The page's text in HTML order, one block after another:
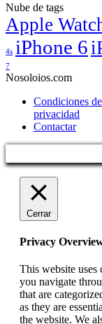
Nube de tags
Apple
4s iPhone 6
7
Nosoloios.com
privacidad
Contactar
Cerrar
Privacy
This website
you navigate
that are
as they are
the website. We